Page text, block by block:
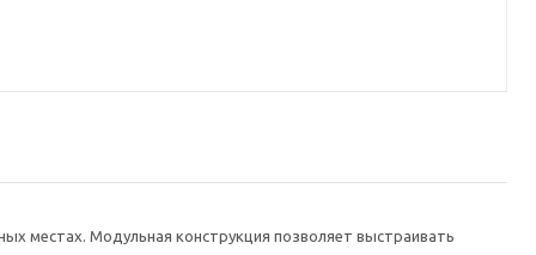
местах. Модульная конструкция позволяет выстраивать